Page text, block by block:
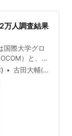
万人調査結果
国際大学グロ
）と、日
象とした大規
です。調査の
フォームなど
を4月16日に
に高い接触率
と国際大学
古田大輔(Daisuke Furuta)